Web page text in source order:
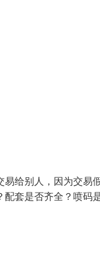
给别人，因为交易
套是否齐全？喷码